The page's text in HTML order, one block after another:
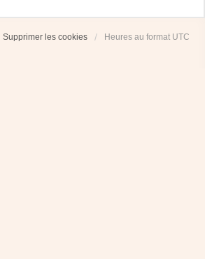
Supprimer les cookies Heures au format UTC